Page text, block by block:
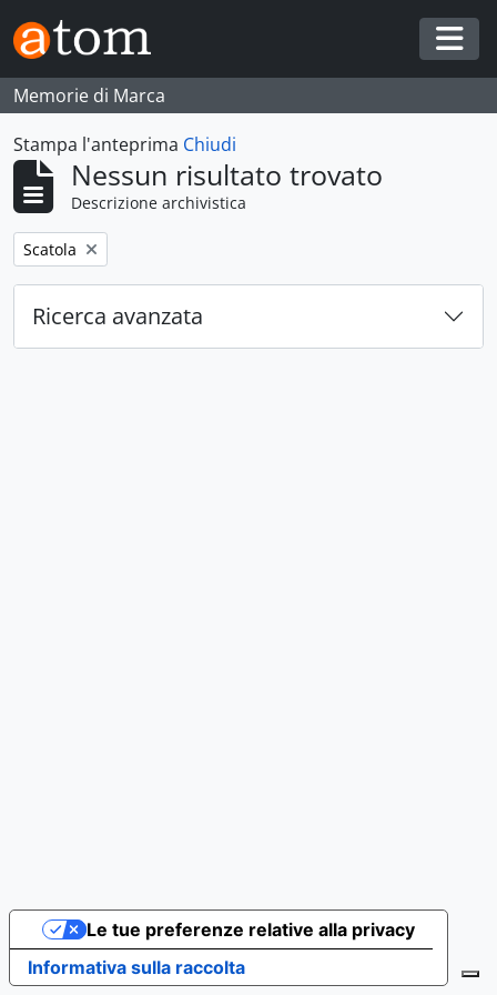
Skip to main content
Memorie di Marca
Stampa l'anteprima Chiudi
Nessun risultato trovato
Descrizione archivistica
Remove filter:
Scatola
Ricerca avanzata
Informativa sulla raccolta
Le tue preferenze relative alla privacy